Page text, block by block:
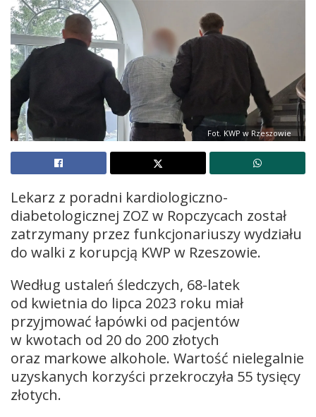
Fot. KWP w Rzeszowie
Lekarz z poradni kardiologiczno-
diabetologicznej ZOZ w Ropczycach został
zatrzymany przez funkcjonariuszy wydziału
do walki z korupcją KWP w Rzeszowie.
Według ustaleń śledczych, 68-latek
od kwietnia do lipca 2023 roku miał
przyjmować łapówki od pacjentów
w kwotach od 20 do 200 złotych
oraz markowe alkohole. Wartość nielegalnie
uzyskanych korzyści przekroczyła 55 tysięcy
złotych.